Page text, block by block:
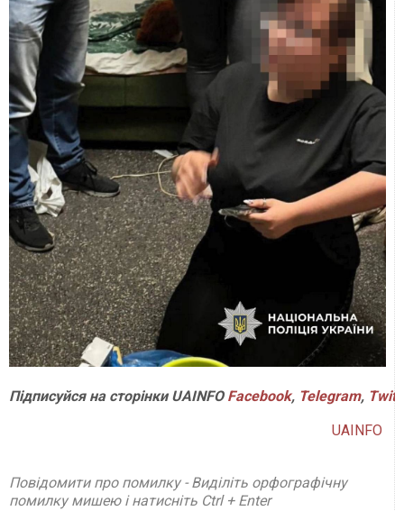
ПідписуйсянасторінкиUAINFO Facebook, Telegram,
UAINFO
Повідомити про помилку - Виділіть орфографічну
помилку мишею і натисніть Ctrl + Enter